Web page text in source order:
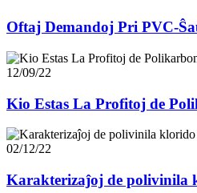
Oftaj Demandoj Pri PVC-
12/09/22
Kio Estas La Profitoj de
02/12/22
Karakterizaĵoj de polivinila